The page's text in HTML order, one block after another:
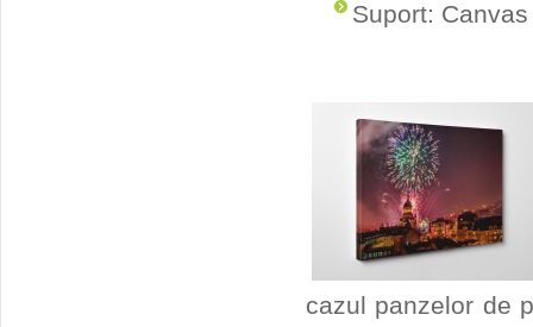
Suport:
cazul panzelor de